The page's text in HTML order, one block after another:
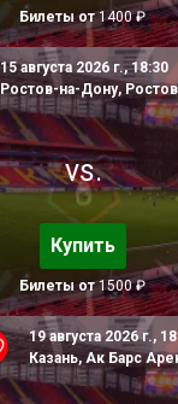
Билеты от1400 ₽
15 августа 2026 г., 18:30
Ростов-на-Дону,
vs.
Купить
Билеты от1500 ₽
19 августа 2026 г.,
Казань, Ак Барс